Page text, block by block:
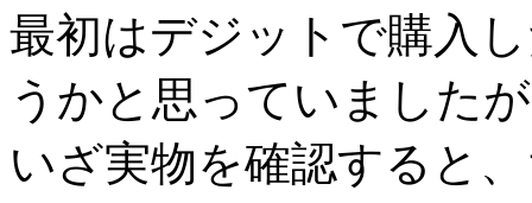
最初はデジットで購入
うかと思っていました
いざ実物を確認すると